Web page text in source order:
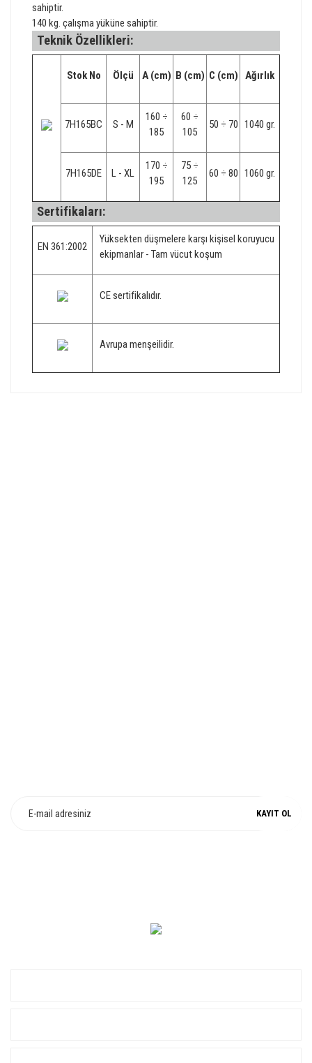
sahiptir.
140 kg. çalışma yüküne sahiptir.
Teknik Özellikleri:
Stok No Ölçü A (cm) B (cm) C (cm) Ağırlık
7H165BC S - M
160 ÷
185
60 ÷
105
50 ÷ 70 1040 gr.
7H165DE L - XL
170 ÷
195
75 ÷
125
60 ÷ 80 1060 gr.
Sertifikaları:
EN 361:2002
Yüksekten düşmelere karşı kişisel koruyucu
ekipmanlar - Tam vücut koşum
CE sertifikalıdır.
Avrupa menşeilidir.
KAYIT OL